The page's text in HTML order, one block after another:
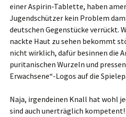
einer Aspirin-Tablette, haben
Jugendschützer kein Problem
deutschen Gegenstücke verrückt.
nackte Haut zu sehen bekommt
nicht wirklich, dafür besinnen die
puritanischen Wurzeln und
Erwachsene“-Logos auf die
Naja, irgendeinen Knall hat wohl
sind auch unerträglich kompetent!